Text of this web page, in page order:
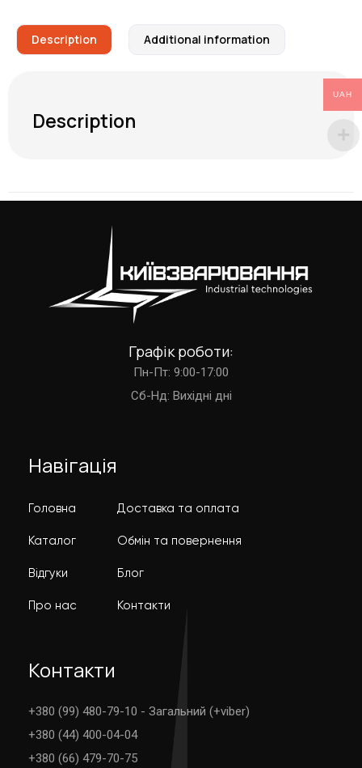
Description Additional information
Description
Графік роботи:
Пн-Пт: 9:00-17:00
Cб-Нд: Вихідні дні
Навігація
Головна
Каталог
Відгуки
Про нас
Доставка та оплата
Обмін та повернення
Блог
Контакти
Контакти
+380 (99) 480-79-10 - Загальний (+viber)
+380 (44) 400-04-04
+380 (66) 479-70-75
UAH